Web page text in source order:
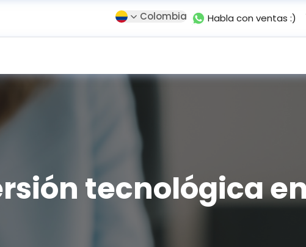
Colombia Habla con ventas :)
tecnológica